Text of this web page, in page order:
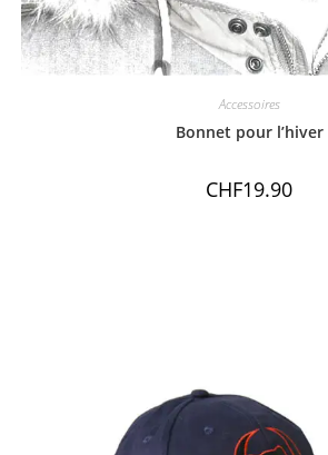
Accessoires
Bonnet pour l’hiver
CHF19.90